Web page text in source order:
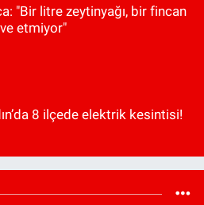
"Bir litre zeytinyağı, bir fincan
etmiyor"
8 ilçede elektrik kesintisi!